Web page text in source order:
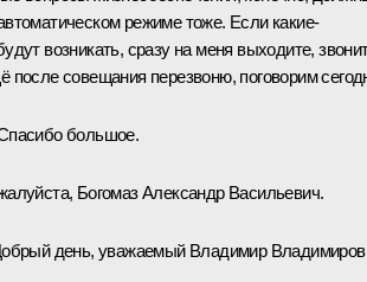
режиме тоже. Если какие-
возникать, сразу на меня выходите,
после совещания перезвоню, поговорим
большое.
Богомаз Александр Васильевич.
день, уважаемый Владимир